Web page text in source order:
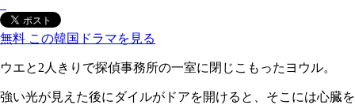
無料 この韓国ドラマを見る
ウエと2人きりで探偵事務所の一室に閉じこもったヨウル。
強い光が見えた後にダイルがドアを開けると、そこには心臓を